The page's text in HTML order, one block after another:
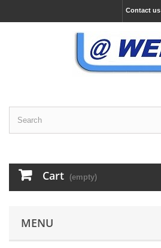
Contact us
Cart (empty)
MENU